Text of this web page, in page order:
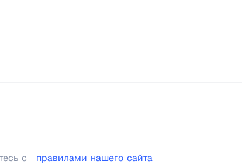
с правилами нашего сайта